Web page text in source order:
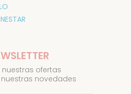
nuestras ofertas
novedades